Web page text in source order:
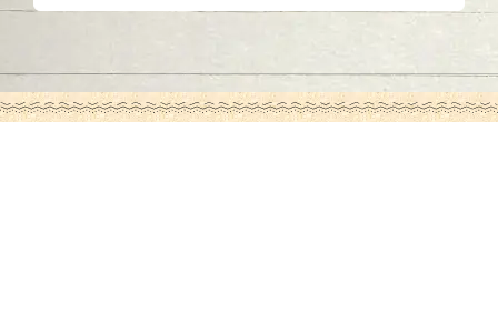
اتصل بنا